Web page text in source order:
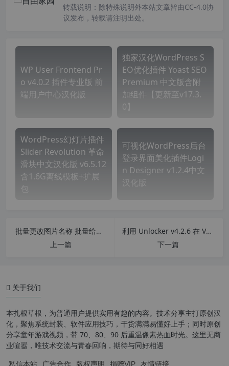
转载说明： 除特殊说明外本站文章皆由CC-4.0协
议发布，转载请注明出处。
WP User Frontend Pr
o v4.0.2 插件专业版 前
端用户中心汉化版
独家汉化WordPress S
EO优化插件 Yoast SEO
Premium 中文版含附
加组件【更新至v17.3.
0】
WordPress幻灯片插件
Slider Revolution 革命
滑块中文汉化版 v6.5.12
含1.6G离线模板+扩展
包
可视化WordPress后台
登录界面美化插件Logi
n Designer v1.2.4中文
汉化版
批量更改图片名称 批量给图片命名为不同的名称
上一篇
利用 Unlocker v4.2.6 在 VMware Workstation 17 里解锁macOS操作系统 附安装教程
下一篇
关于我们
本扎根草根，为普通用户提供实用有趣的内容。技术分享主打原创汉
化，聚焦系统封装、软件应用技巧，干货满满易懂好上手；同时原创
分享童年游戏视频，带 70、80、90 后重温像素热血时光。这里无商
业喧嚣，唯技术交流与青春回响，期待与同好相遇
私信本站 广告合作 版权声明 捐赠VIP 友情链接